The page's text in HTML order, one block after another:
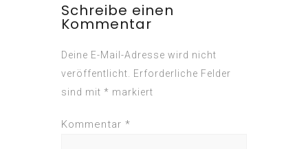
Schreibe einen
Kommentar
Deine E-Mail-Adresse wird nicht
veröffentlicht.
Erforderliche Felder
sind mit * markiert
Kommentar *